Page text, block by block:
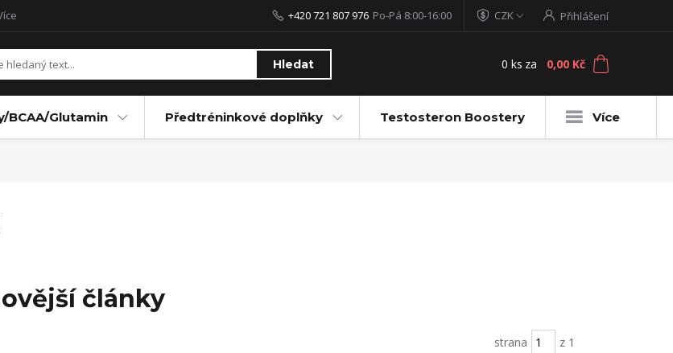
CZK Přihlášení
Hledat
+420 721 807 976 Po-Pá 8:00-16:00
0 ks za 0,00 Kč
BCAA/Glutamin Předtréninkové doplňky Testosteron Boostery Více
články
strana z 1